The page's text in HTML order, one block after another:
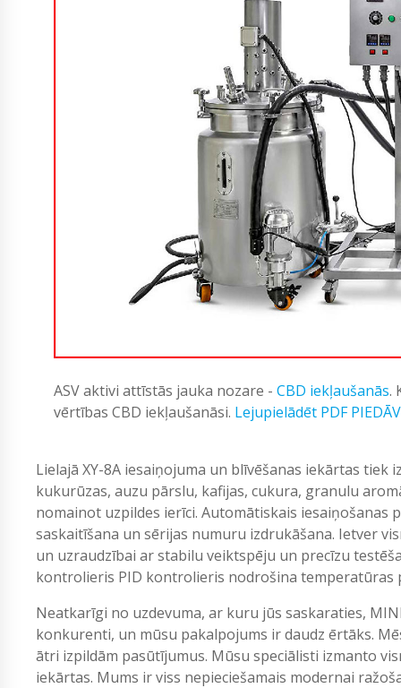
ASV aktivi attīstās jauka nozare - CBD iekļaušanās.
vērtības CBD iekļaušanāsi. Lejupielādēt PDF
Lielajā XY-8A iesaiņojuma un blīvēšanas iekārtas
kukurūzas, auzu pārslu, kafijas, cukura, granulu
nomainot uzpildes ierīci. Automātiskais iesaiņošanas
saskaitīšana un sērijas numuru izdrukāšana. Ietver
un uzraudzībai ar stabilu veiktspēju un precīzu
kontrolieris PID kontrolieris nodrošina temperatūras
Neatkarīgi no uzdevuma, ar kuru jūs saskaraties,
konkurenti, un mūsu pakalpojums ir daudz ērtāks.
ātri izpildām pasūtījumus. Mūsu speciālisti izmanto
iekārtas. Mums ir viss nepieciešamais modernai